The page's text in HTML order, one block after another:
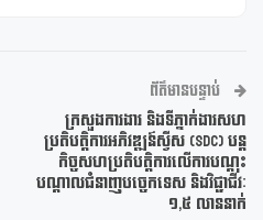
ព័ត៌មានបន្ទាប់
ក្រសួងការងារ និងទីភ្នាក់ងារសហ
ប្រតិបត្តិការអភិវឌ្ឍន៍ស្វីស (SDC) បន្ត
កិច្ចសហប្រតិបត្តិការលើការបណ្ដុះ
បណ្ដាលជំនាញបច្ចេកទេស និងវិជ្ជាជីវៈ
១,៥ លាននាក់